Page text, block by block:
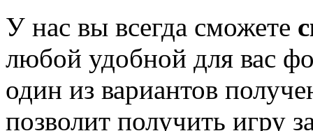
У нас вы всегда сможете
любой удобной для вас
один из вариантов
позволит получить игру